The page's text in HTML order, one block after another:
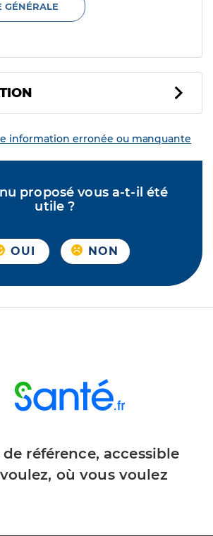
GÉNÉRALE
information erronée ou manquante
proposé vous a-t-il été
utile ?
OUI NON
référence, accessible
où vous voulez